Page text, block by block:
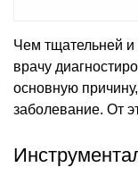
Чем тщательней
врачу
основную
заболевание. От